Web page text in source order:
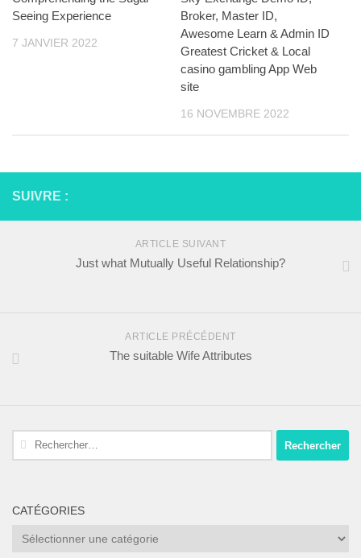
Seeing Experience
7 JANVIER 2022
Broker, Master ID,
Awesome Learn & Admin ID
Greatest Cricket & Local
casino gambling App Web
site
16 NOVEMBRE 2022
SUIVRE :
ARTICLE SUIVANT
Just what Mutually Useful Relationship?
ARTICLE PRÉCÉDENT
The suitable Wife Attributes
Rechercher :
CATÉGORIES
Catégories